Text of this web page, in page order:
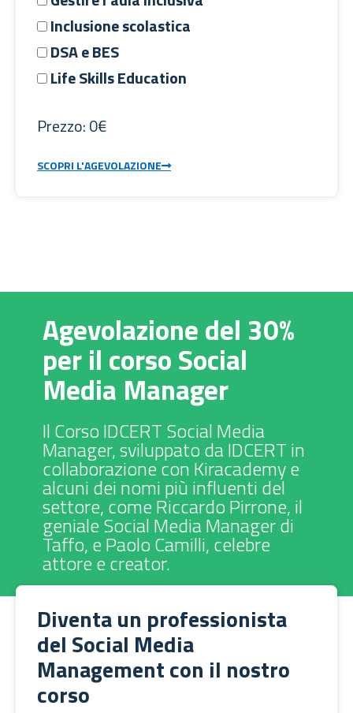
Inclusione scolastica
DSA e BES
Life Skills Education
Prezzo: 0€
SCOPRI L'AGEVOLAZIONE
Agevolazione del 30%
per il corso Social
Media Manager
Il Corso IDCERT Social Media
Manager, sviluppato da IDCERT in
collaborazione con Kiracademy e
alcuni dei nomi più influenti del
settore, come Riccardo Pirrone, il
geniale Social Media Manager di
Taffo, e Paolo Camilli, celebre
attore e creator.
Diventa un professionista
del Social Media
Management con il nostro
corso